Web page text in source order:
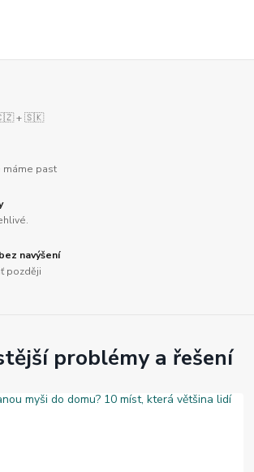
🇨🇿 + 🇸🇰
máme past
navýšení
později
problémy a řešení